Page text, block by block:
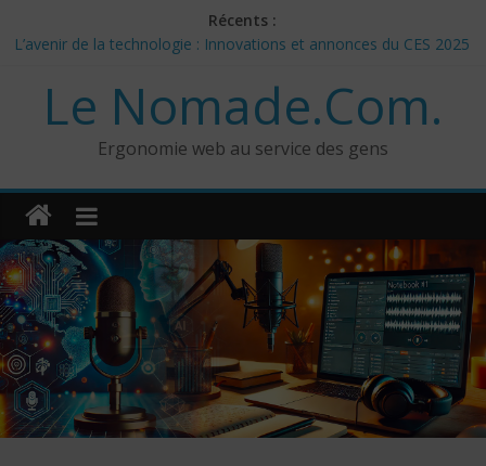
Récents :
L’avenir de la technologie : Innovations et annonces du CES 2025
Les 3 meilleurs réponses de politiciens Canadiens pour Donald
Google Deep Mind – IA : Simulation Mondiale et Défis Éthiques
NotebookLM : Mes commentaires sur 2 mois d’utilisation
CES 2025: Technologies insolites – jour 5
Le Nomade.Com.
Ergonomie web au service des gens